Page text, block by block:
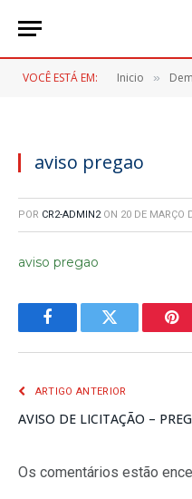
VOCÊ ESTÁ EM: Inicio »
aviso pregao
POR CR2-ADMIN2 ON 20 DE MARÇO
aviso pregao
FacebookTwitter
ARTIGO ANTERIOR
AVISO DE LICITAÇÃO –
Os comentários estão